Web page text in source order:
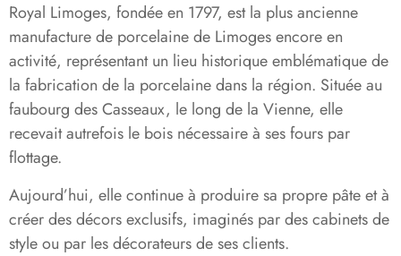
Royal Limoges, fondée en 1797, est la plus ancienne
manufacture de porcelaine de Limoges encore en
activité, représentant un lieu historique emblématique de
la fabrication de la porcelaine dans la région. Située au
faubourg des Casseaux, le long de la Vienne, elle
recevait autrefois le bois nécessaire à ses fours par
flottage.
Aujourd’hui, elle continue à produire sa propre pâte et à
créer des décors exclusifs, imaginés par des cabinets de
style ou par les décorateurs de ses clients.